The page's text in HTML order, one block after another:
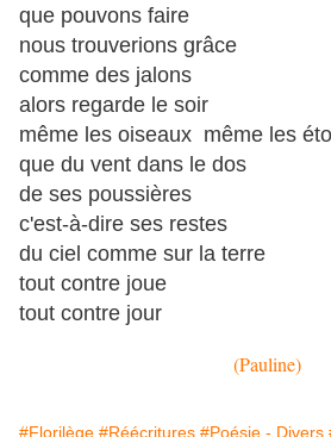
que pouvons faire
nous trouverions grâce
comme des jalons
alors regarde le soir
même les oiseaux même les
que du vent dans le dos
de ses poussières
c'est-à-dire ses restes
du ciel comme sur la terre
tout contre joue
tout contre jour
(Pauline)
#Florilège #Réécritures #Poésie - Divers